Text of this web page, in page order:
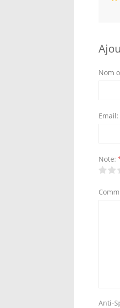
Nom
Email:
Note:
Anti-